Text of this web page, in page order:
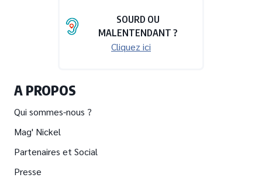
A PROPOS
Qui sommes-nous ?
Mag' Nickel
Partenaires et Social
Presse
SOURD OU
MALENTENDANT ?
Cliquez ici